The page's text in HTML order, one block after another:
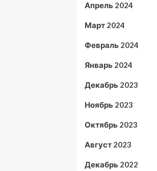
Апрель 2024
Март 2024
Февраль 2024
Январь 2024
Декабрь 2023
Ноябрь 2023
Октябрь 2023
Август 2023
Декабрь 2022